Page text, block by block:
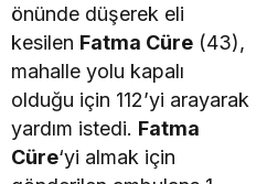
önünde düşerek eli
kesilen Fatma Cüre(43),
mahalle yolu kapalı
olduğu için 112’yi arayarak
yardım istedi. Fatma
Cüre‘yi almak için